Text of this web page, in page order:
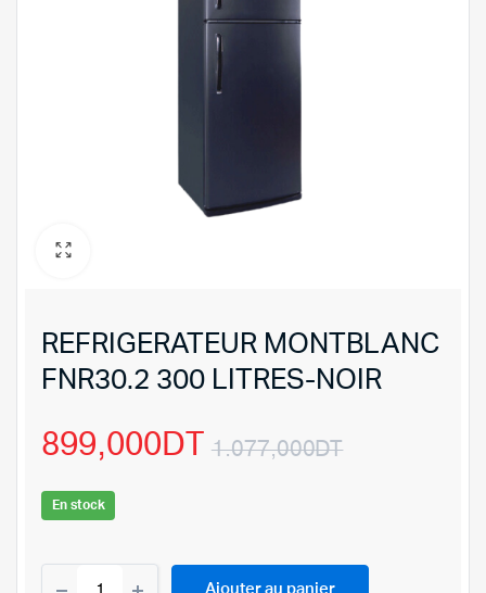
REFRIGERATEUR MONTBLANC
FNR30.2 300 LITRES-NOIR
1.077,000DT
899,000DT
En stock
Ajouter au panier